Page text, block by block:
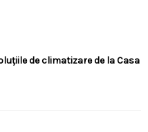
de climatizare de la Casa